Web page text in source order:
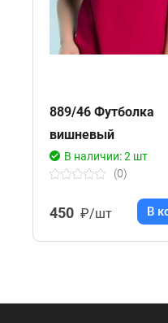
889/46 Футболка
вишневый
В наличии: 2 шт
(0)
450 ₽/шт В